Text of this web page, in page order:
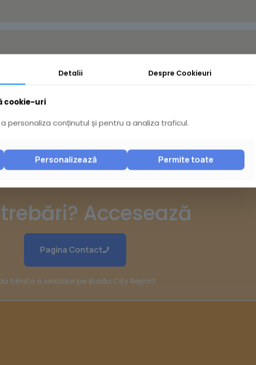
Accesează
Pagina Contact
trimite o sesizare pe Buzău City Report
Detalii Despre Cookieuri
cookie-uri
personaliza conținutul și pentru a analiza traficul.
Personalizează Permite toate